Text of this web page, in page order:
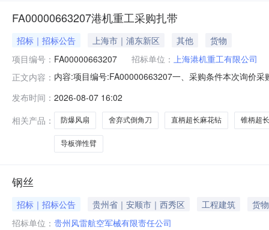
FA00000663207港机重工采购扎带
招标｜招标公告 上海市｜浦东新区 其他
货物
项目编号： FA00000663207 招标单位： 上海港机重工有限公司
正文内容： 内容:项目编号:FA00000663207一、采购条件本次询价
际采购合同模板3.2付款方式：包括但不限于为：支票、
由乙
发布时间： 2026-08-07 16:02
相关产品：
防爆风扇 舍弃式倒角刀 直柄超长麻花钻 锥柄超
导板弹性臂
钢丝
招标｜招标公告 贵州省｜安顺市｜西秀区 工程建筑
货物
招标单位： 贵州风雷航空军械有限责任公司